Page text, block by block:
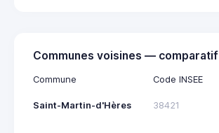
Communes voisines — comparatif
Commune Code INSEE
Saint-Martin-d'Hères 38421